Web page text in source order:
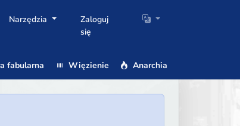
Narzędzia
Zaloguj
się
fabularna Więzienie Anarchia